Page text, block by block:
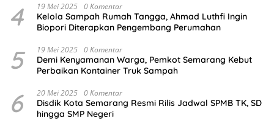
4 19 Mei 2025 0 Komentar
Kelola Sampah Rumah Tangga, Ahmad Luthfi Ingin
Biopori Diterapkan Pengembang Perumahan
5 19 Mei 2025 0 Komentar
Demi Kenyamanan Warga, Pemkot Semarang Kebut
Perbaikan Kontainer Truk Sampah
6 20 Mei 2025 0 Komentar
Disdik Kota Semarang Resmi Rilis Jadwal SPMB TK, SD
hingga SMP Negeri